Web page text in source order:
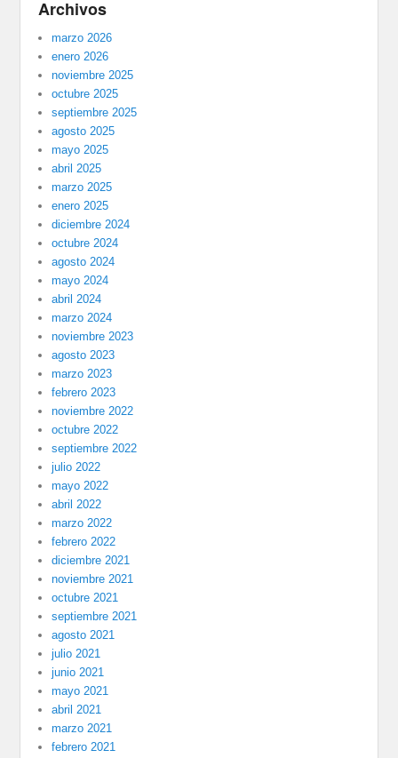
Archivos
marzo 2026
enero 2026
noviembre 2025
octubre 2025
septiembre 2025
agosto 2025
mayo 2025
abril 2025
marzo 2025
enero 2025
diciembre 2024
octubre 2024
agosto 2024
mayo 2024
abril 2024
marzo 2024
noviembre 2023
agosto 2023
marzo 2023
febrero 2023
noviembre 2022
octubre 2022
septiembre 2022
julio 2022
mayo 2022
abril 2022
marzo 2022
febrero 2022
diciembre 2021
noviembre 2021
octubre 2021
septiembre 2021
agosto 2021
julio 2021
junio 2021
mayo 2021
abril 2021
marzo 2021
febrero 2021